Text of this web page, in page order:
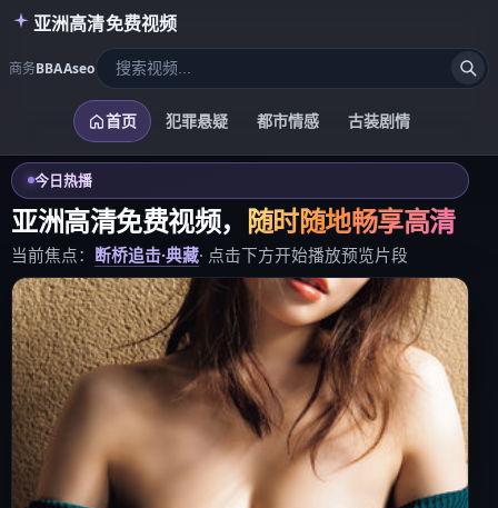
亚洲高清免费视频
首页 犯罪悬疑 都市情感 古装剧情
商务BBAAseo
今日热播
亚洲高清免费视频， 随时随地畅享高清
当前焦点： 断桥追击·典藏· 点击下方开始播放预览片段